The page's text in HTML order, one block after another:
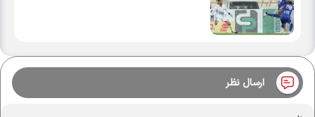
ارسال نظر